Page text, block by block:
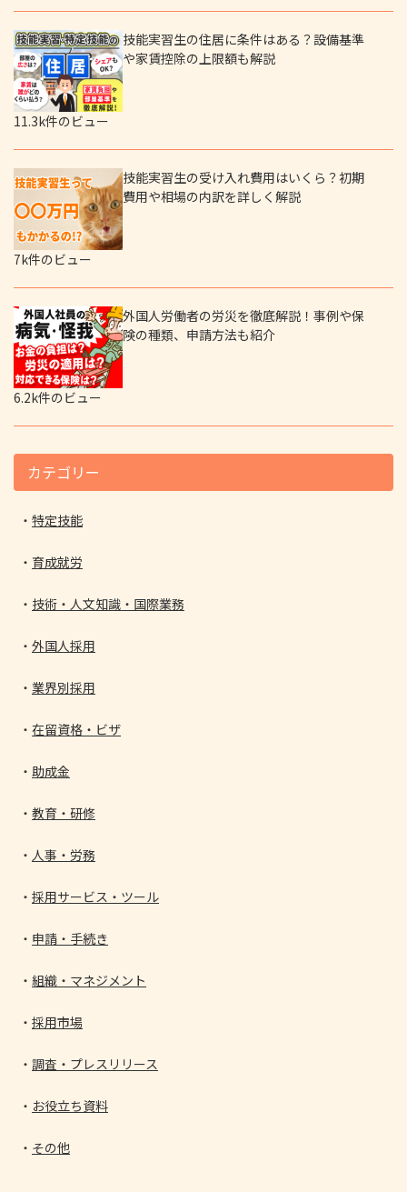
技能実習生の住居に条件はある？設備基準
や家賃控除の上限額も解説
11.3k件のビュー
技能実習生の受け入れ費用はいくら？初期
費用や相場の内訳を詳しく解説
7k件のビュー
外国人労働者の労災を徹底解説！事例や保
険の種類、申請方法も紹介
6.2k件のビュー
カテゴリー
特定技能
育成就労
技術・人文知識・国際業務
外国人採用
業界別採用
在留資格・ビザ
助成金
教育・研修
人事・労務
採用サービス・ツール
申請・手続き
組織・マネジメント
採用市場
調査・プレスリリース
お役立ち資料
その他